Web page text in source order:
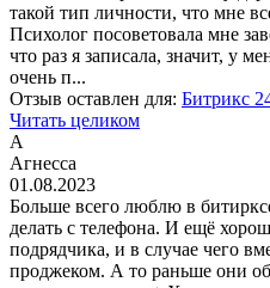
такой тип личности, что мне
Психолог посоветовала мне
что раз я записала, значит, у
очень п...
Отзыв оставлен для: Битрикс
Читать целиком
А
Агнесса
01.08.2023
Больше всего люблю в
делать с телефона. И ещё
подрядчика, и в случае чего
проджеком. А то раньше они